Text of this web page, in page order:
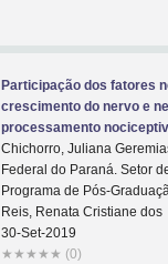
Participação dos fatores
crescimento do nervo e
processamento
Chichorro, Juliana
Federal do Paraná. Setor
Programa de Pós-
Reis, Renata Cristiane dos
30-Set-2019
★ ★ ★ ★ ★ (0)